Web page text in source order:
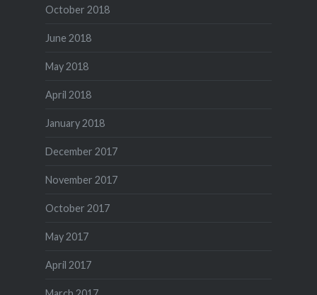
October 2018
June 2018
May 2018
April 2018
January 2018
December 2017
November 2017
October 2017
May 2017
April 2017